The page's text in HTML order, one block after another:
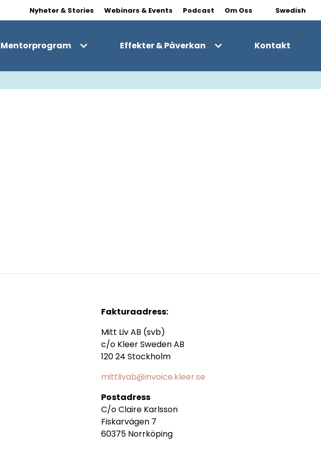
Nyheter & Stories Webinars & Events Podcast Om Oss Swedish
Mentorprogram Effekter & Påverkan Kontakt
Fakturaadress:
Mitt Liv AB (svb)
c/o Kleer Sweden AB
120 24 Stockholm
mittlivab@invoice.kleer.se
Postadress
C/o Claire Karlsson
Fiskarvägen 7
60375 Norrköping